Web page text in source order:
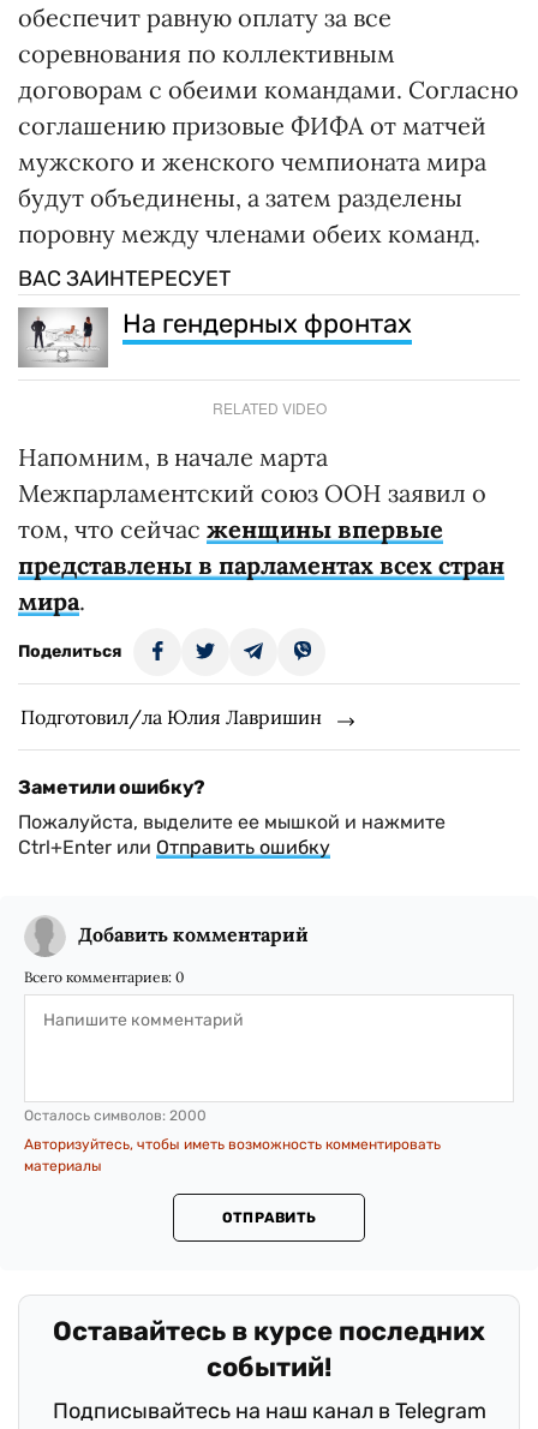
обеспечит равную оплату за все
соревнования по коллективным
договорам с обеими командами. Согласно
соглашению призовые ФИФА от матчей
мужского и женского чемпионата мира
будут объединены, а затем разделены
поровну между членами обеих команд.
ВАС ЗАИНТЕРЕСУЕТ
На гендерных фронтах
RELATED VIDEO
Напомним, в начале марта
Межпарламентский союз ООН заявил о
том, что сейчас женщины впервые
представлены в парламентах всех стран
мира.
Поделиться
Подготовил/ла Юлия Лавришин
Заметили ошибку?
Пожалуйста, выделите ее мышкой и нажмите
Ctrl+Enter или Отправить ошибку
Добавить комментарий
Всего комментариев: 0
Осталось символов: 2000
Авторизуйтесь, чтобы иметь возможность комментировать
материалы
ОТПРАВИТЬ
Оставайтесь в курсе последних
событий!